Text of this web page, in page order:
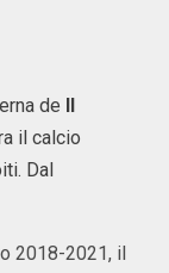
de Il
il calcio
Dal
2018-2021, il